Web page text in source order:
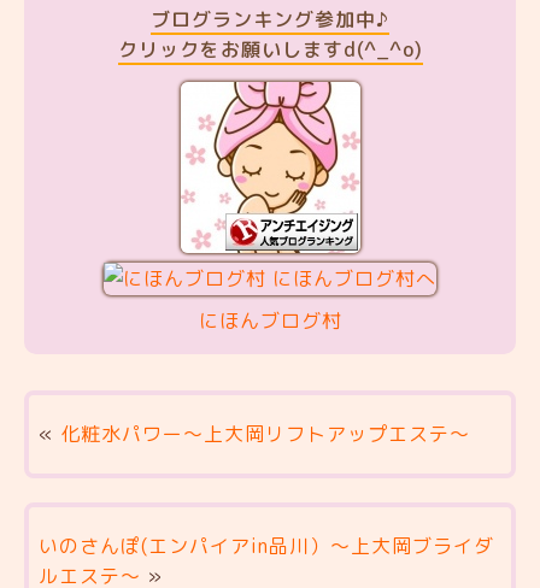
ブログランキング参加中♪
クリックをお願いしますd(^_^o)
にほんブログ村
« 化粧水パワー～上大岡リフトアップエステ～
いのさんぽ(エンパイアin品川）～上大岡ブライダ
ルエステ～ »